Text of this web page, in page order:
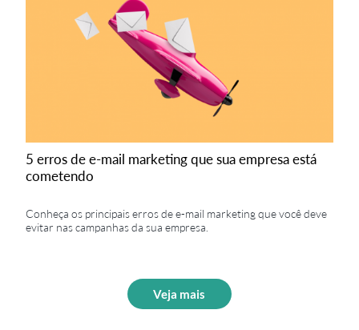
5 erros de e-mail marketing que sua empresa está
cometendo
Conheça os principais erros de e-mail marketing que você deve
evitar nas campanhas da sua empresa.
Veja mais